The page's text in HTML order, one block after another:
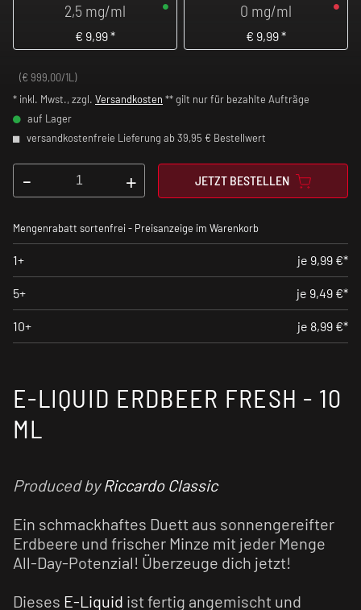
2,5 mg/ml
€ 9,99*
0 mg/ml
€ 9,99*
(€ 999,00/1L)
* inkl. Mwst., zzgl. Versandkosten ** gilt nur für bezahlte Aufträge
auf Lager
versandkostenfreie Lieferung ab 39,95 € Bestellwert
- + JETZT BESTELLEN
Mengenrabatt sortenfrei - Preisanzeige im Warenkorb
1+ je 9,99 €*
5+ je 9,49 €*
10+ je 8,99 €*
E-LIQUID ERDBEER FRESH - 10
ML
Produced byRiccardo Classic
Ein schmackhaftes Duett aus sonnengereifter
Erdbeere und frischer Minze mit jeder Menge
All-Day-Potenzial! Überzeuge dich jetzt!
Dieses E-Liquid ist fertig angemischt und